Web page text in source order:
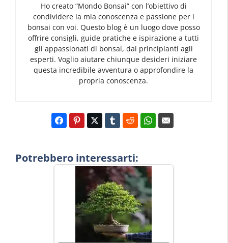
Ho creato “Mondo Bonsai” con l’obiettivo di
condividere la mia conoscenza e passione per i
bonsai con voi. Questo blog è un luogo dove posso
offrire consigli, guide pratiche e ispirazione a tutti
gli appassionati di bonsai, dai principianti agli
esperti. Voglio aiutare chiunque desideri iniziare
questa incredibile avventura o approfondire la
propria conoscenza.
Potrebbero interessarti: